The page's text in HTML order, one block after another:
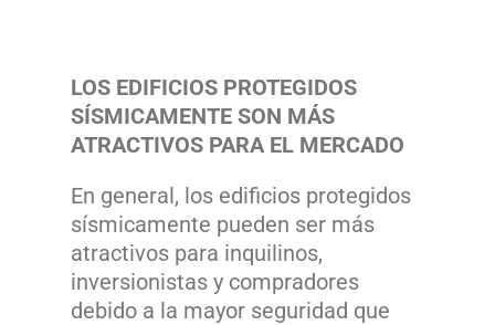
LOS EDIFICIOS PROTEGIDOS
SÍSMICAMENTE SON MÁS
ATRACTIVOS PARA EL MERCADO
En general, los edificios protegidos
sísmicamente pueden ser más
atractivos para inquilinos,
inversionistas y compradores
debido a la mayor seguridad que